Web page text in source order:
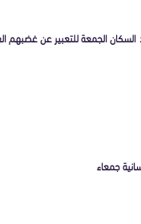
الجمعة للتعبير عن غضبهم
جمعاء